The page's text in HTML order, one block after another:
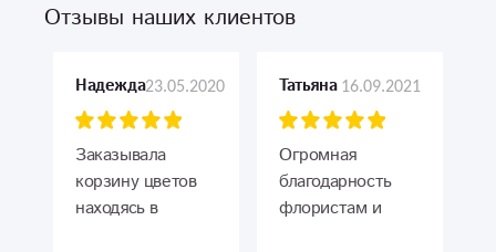
Отзывы наших клиентов
Надежда23.05.2020
Заказывала
корзину цветов
находясь в
Татьяна 16.09.2021
Огромная
благодарность
флористам и